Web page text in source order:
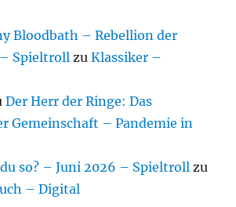
Bloodbath – Rebellion der
Spieltroll zuKlassiker –
Der Herr der Ringe: Das
Gemeinschaft – Pandemie in
so? – Juni 2026 – Spieltroll zu
– Digital